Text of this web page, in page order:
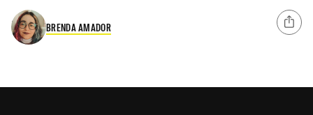
BRENDA AMADOR